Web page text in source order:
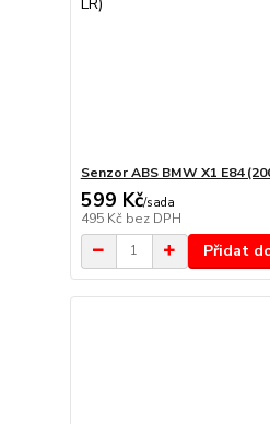
Senzor ABS BMW X1 E84
599 Kč/sada
495 Kč bez DPH
Přidat